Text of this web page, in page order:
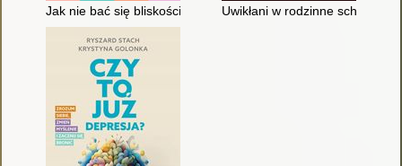
Jak nie bać się bliskości? : o budowaniu dobrych więzi
Uwikłani w rodzinne schematy